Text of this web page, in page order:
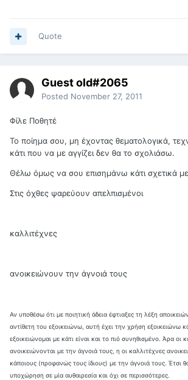
Quote
Guest old#2065
Posted November 27, 2011
Φίλε Ποθητέ
Το ποίημα σου, μη έχοντας θεματολογικά,
κάτι που να με αγγίζει δεν θα το σχολιάσω.
Θέλω όμως να σου επισημάνω κάτι σχετικά
Στις όχθες ψαρεύουν απελπισμένοι
καλλιτέχνες
ανοικειώνουν την άγνοιά τους
Αν υποθέσω ότι με ποιητική άδεια έφτιαξες τη λέξη
αντίθετη του εξοικειώνω, αυτή έχει την χρήση εξοικειώνω
εξοικειώνομαι με κάτι είναι και το πιό συνηθισμένο. Άρα οι
ανοικειώνονται με την άγνοιά τους, η οι καλλιτέχνες
κάποιους (προφανώς τους ίδιους) με την άγνοιά τους. Έτσι
υποχώρηση σε μία αυθαιρεσία και όχι σε περισσότερες.